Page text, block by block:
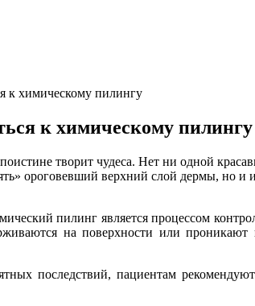
к химическому пилингу
к химическому пилингу
творит чудеса. Нет ни одной
ороговевший верхний слой дермы, но
пилинг является процессом
на поверхности или
последствий, пациентам